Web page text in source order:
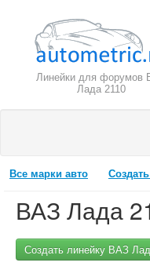
Линейки для форумов
Лада 2110
Все марки авто
ВАЗ Лада
Создать линейку ВАЗ